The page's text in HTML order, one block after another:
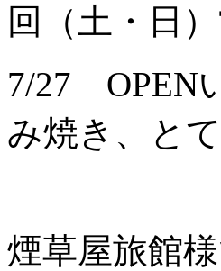
回（土・日）
7/27 OPEN
み焼き、と
煙草屋旅館